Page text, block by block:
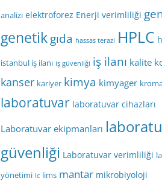
analizi elektroforez Enerji verimliliği
genetikgıda hassas terazi HPLC
istanbul iş ilanı iş güvenliği iş ilanı kalite
kanser kariyer kimya kimyager
laboratuvar laboratuvar cihazları
Laboratuvar ekipmanları
güvenliği Laboratuvar verimliliği
yönetimi lc lims mantar mikrobiyoloji